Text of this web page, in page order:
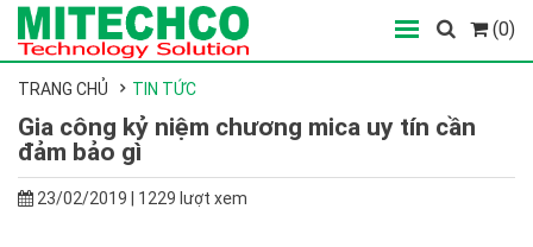
(0)
TRANG CHỦ TIN TỨC
Gia công kỷ niệm chương mica uy tín cần
đảm bảo gì
23/02/2019 | 1229 lượt xem